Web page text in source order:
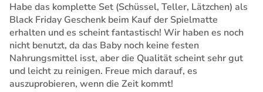
Habe das komplette Set (Schüssel, Teller, Lätzchen) als
Black Friday Geschenk beim Kauf der Spielmatte
erhalten und es scheint fantastisch! Wir haben es noch
nicht benutzt, da das Baby noch keine festen
Nahrungsmittel isst, aber die Qualität scheint sehr gut
und leicht zu reinigen. Freue mich darauf, es
auszuprobieren, wenn die Zeit kommt!